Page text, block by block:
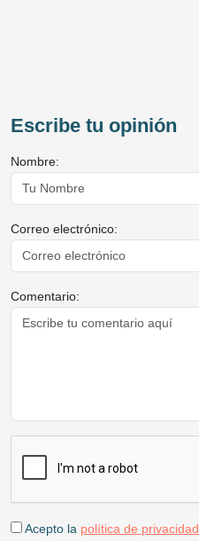
Escribe tu opinión
Nombre:
Correo electrónico:
Comentario:
Acepto la política de privacidad